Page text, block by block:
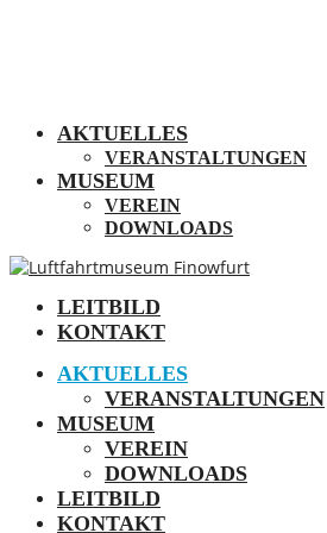
AKTUELLES
VERANSTALTUNGEN
MUSEUM
VEREIN
DOWNLOADS
LEITBILD
KONTAKT
AKTUELLES
VERANSTALTUNGEN
MUSEUM
VEREIN
DOWNLOADS
LEITBILD
KONTAKT